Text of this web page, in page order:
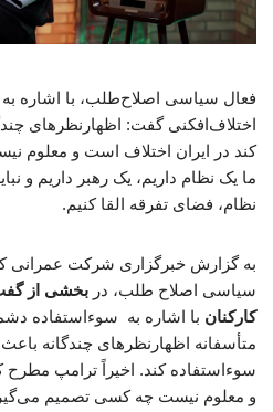
فعال سیاسی اصلاح‌طلب، با اشاره
اختلاف‌افکنی گفت: اظهارنظرهای
کند در ایران اختلاف است و معلوم
ما یک نظام داریم، یک رهبر داریم و
نظام، فضای تفرقه القا کنیم.
به گزارش خبرگزاری شرکت عمرانی
سیاسی اصلاح طلب، در بخشی از
کارکنان با اشاره به سوءاستفاده
متأسفانه اظهارنظرهای چندگانه
سوءاستفاده کند. اخیراً ترامپ مطرح
و معلوم نیست چه کسی تصمیم